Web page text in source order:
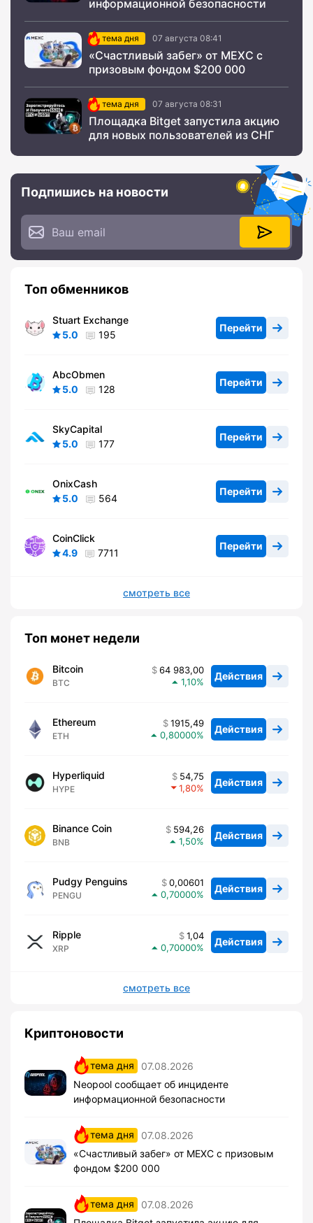
информационной безопасности
тема дня 07 августа 08:41
«Счастливый забег» от MEXC с
призовым фондом $200 000
тема дня 07 августа 08:31
Площадка Bitget запустила акцию
для новых пользователей из СНГ
Подпишись на новости
Топ обменников
Stuart Exchange
5.0
195
Перейти
AbcObmen
5.0
128
Перейти
SkyCapital
5.0
177
Перейти
OnixCash
5.0
564
Перейти
CoinClick
4.9
7711
Перейти
смотреть все
Топ монет недели
Bitcoin
BTC
64 983,00
1,10
Действия
Ethereum
ETH
1915,49
0,80000
Действия
Hyperliquid
HYPE
54,75
1,80
Действия
Binance Coin
BNB
594,26
1,50
Действия
Pudgy Penguins
PENGU
0,00601
0,70000
Действия
Ripple
XRP
1,04
0,70000
Действия
смотреть все
Криптоновости
тема дня
07.08.2026
Neopool сообщает об инциденте
информационной безопасности
тема дня
07.08.2026
«Счастливый забег» от MEXC с призовым
фондом $200 000
тема дня
07.08.2026